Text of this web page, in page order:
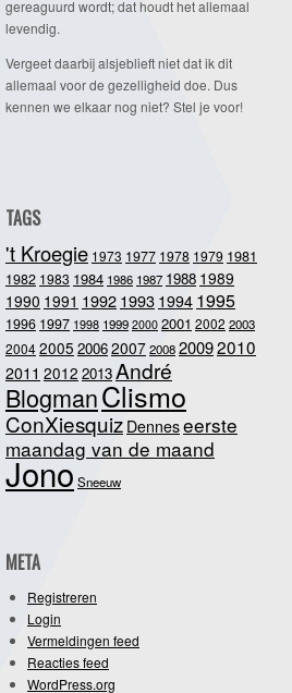
gereaguurd wordt; dat houdt het allemaal
levendig.
Vergeet daarbij alsjeblieft niet dat ik dit
allemaal voor de gezelligheid doe. Dus
kennen we elkaar nog niet? Stel je voor!
TAGS
't Kroegie 1973 1977 1978 1979 1981
1982 1983 1984 1986 1987 1988 1989
1990 1991 19921993 1994 1995
1996 1997 1998 1999 2000 2001 2002 2003
20042005 20062007200820092010
2011 2012 2013André
BlogmanClismo
ConXiesquiz Denneseerste
maandag van de maand
JonoSneeuw
META
Registreren
Login
Vermeldingen feed
Reacties feed
WordPress.org